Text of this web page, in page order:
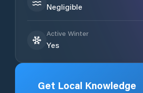
Negligible
Active Winter
Yes
Get Local Knowledge